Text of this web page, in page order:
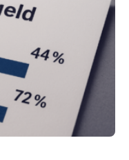
folgten die
Betrachtet man
– die Anzahl